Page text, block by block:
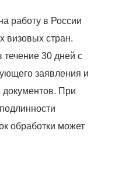
работу в России
визовых стран.
30 дней с
заявления и
документов. При
обработки может